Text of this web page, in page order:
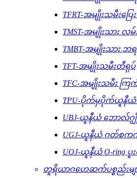
TFRT-အမျိုးသမီးပြ
TMST-အမျိုးသား လ
TMBT-အမျိုးသား ဘ
TFT-အမျိုးသမီးတီရှပ်
TFC-အမျိုးသမီး ကြ
TPU-ပိုက်မှပိုက်ယူနီယံမ
UBJ-ယူနီယံ ဘောလ်ဂ
UGJ-ယူနီယံ ဂတ်စ
UOJ-ယူနီယံ O-ring ပူ
တူရိယာဂဟေဆက်ပစ္စည်းမျ